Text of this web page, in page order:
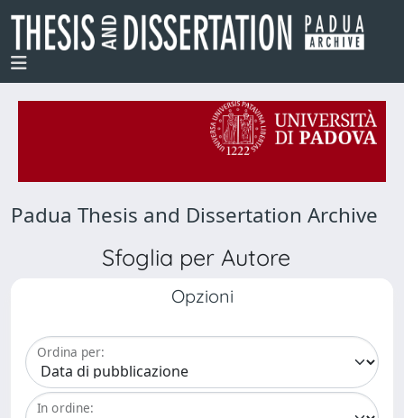
Padua Thesis and Dissertation Archive
Sfoglia per Autore
Opzioni
Ordina per:
In ordine: